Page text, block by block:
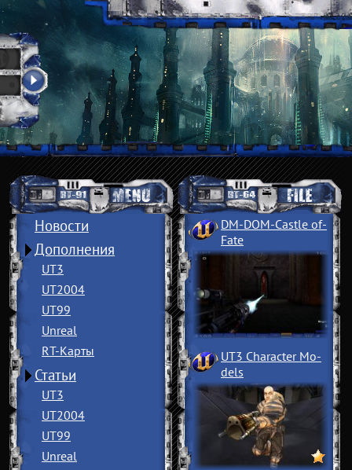
Новости
Дополнения
UT3
UT2004
UT99
Unreal
RT-Карты
Статьи
UT3
UT2004
UT99
Unreal
DM-DOM-Castle of­
Fate
UT3 Character Mo­
dels